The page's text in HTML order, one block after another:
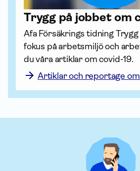
Trygg på jobbet om
Afa Försäkrings tidning
fokus på arbetsmiljö och
du våra artiklar om covid-19.
Artiklar och reportage